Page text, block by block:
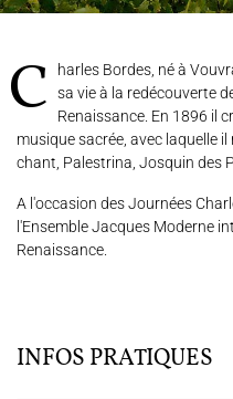
Nous soutenir
Charles Bordes, né à Vouvray en 1863 a consacré une partie de
sa vie à la redécouverte
Renaissance. En 1896 il
musique sacrée, avec laquelle
chant, Palestrina, Josquin des
A l'occasion des Journées
l'Ensemble Jacques Moderne
Renaissance.
INFOS PRATIQUES